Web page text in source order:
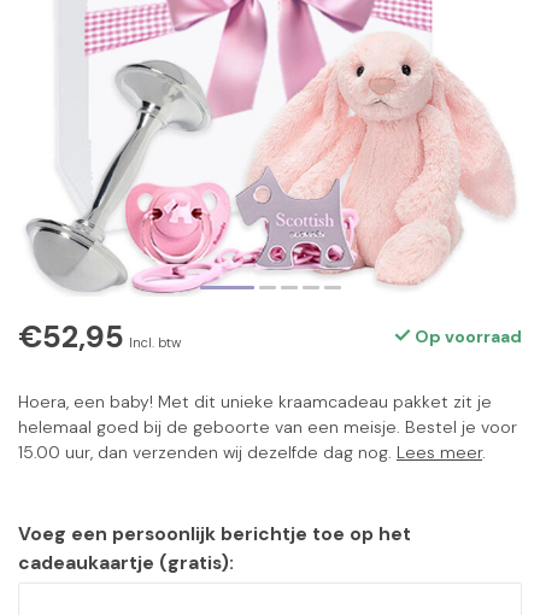
€52,95 Incl. btw Op voorraad
Hoera, een baby! Met dit unieke kraamcadeau pakket zit je
helemaal goed bij de geboorte van een meisje. Bestel je voor
15.00 uur, dan verzenden wij dezelfde dag nog. Lees meer.
Voeg een persoonlijk berichtje toe op het
cadeaukaartje (gratis):